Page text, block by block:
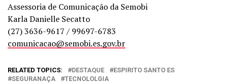
Assessoria de Comunicação da Semobi
Karla Danielle Secatto
(27) 3636-9617 / 99697-6783
comunicacao@semobi.es.gov.br
RELATED TOPICS: DESTAQUE
ESPIRITO SANTO ES
SEGURANAÇA
TECNOLOLGIA